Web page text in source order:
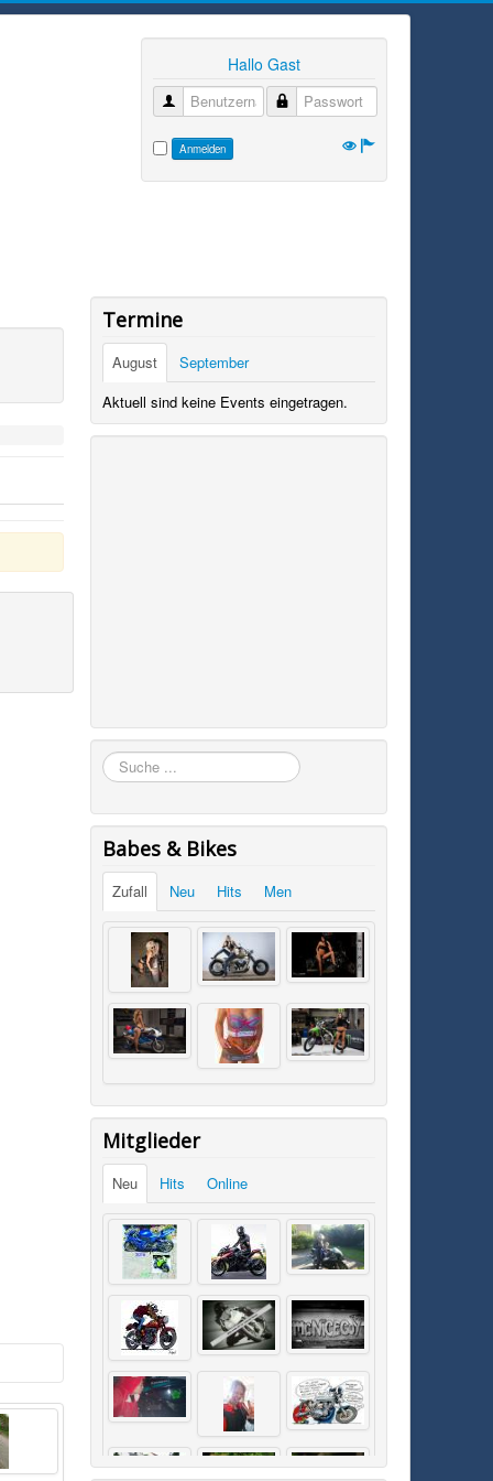
Hallo Gast
Benutzername
Passwort
Anmelden
Termine
August
September
Aktuell sind keine Events eingetragen.
Suchen
Babes & Bikes
Zufall Neu Hits Men
Mitglieder
Neu Hits Online